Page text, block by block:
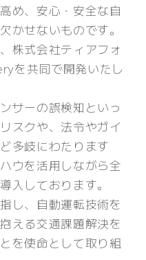
め、安心・安全な自
かせないものです。
株式会社ティアフォ
を共同で開発いたし
サーの誤検知といっ
スクや、法令やガイ
多岐にわたります
ウを活用しながら全
入しております。
し、自動運転技術を
える交通課題解決を
を使命として取り組